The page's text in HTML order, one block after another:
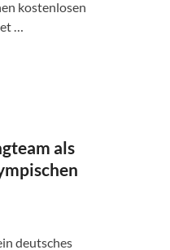
kostenlosen
…
als
deutsches